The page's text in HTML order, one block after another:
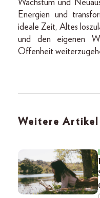
Wachstum und
Energien und
ideale Zeit, Altes
und den eigenen
Offenheit
Weitere Artikel